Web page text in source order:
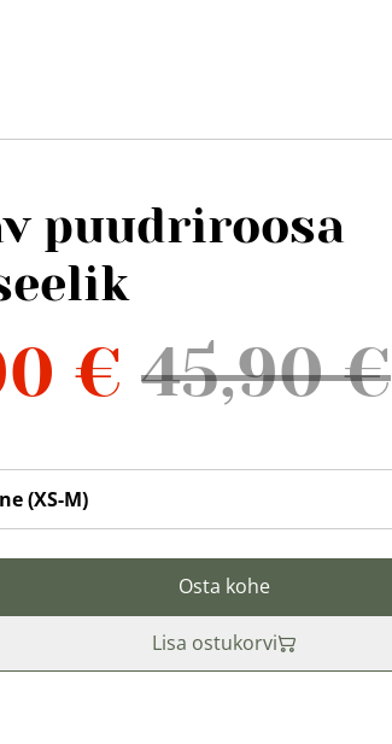
puudriroosa
€ 45,90 €
Osta kohe
Lisa ostukorvi